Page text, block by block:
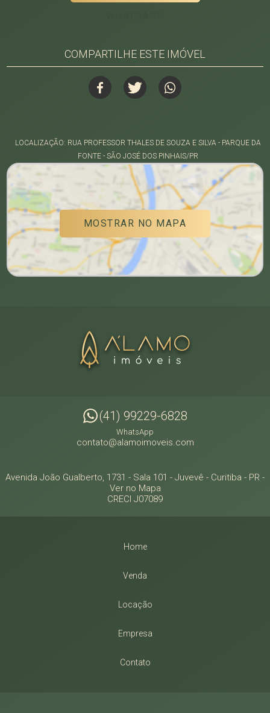
COMPARTILHE ESTE IMÓVEL
LOCALIZAÇÃO: RUA PROFESSOR THALES DE SOUZA E SILVA - PARQUE DA
FONTE - SÃO JOSÉ DOS PINHAIS/PR
MOSTRAR NO MAPA
(41) 99229-6828
WhatsApp
contato@alamoimoveis.com
Avenida João Gualberto, 1731 - Sala 101 - Juvevê - Curitiba - PR -
Ver no Mapa
CRECI J07089
Home
Venda
Locação
Empresa
Contato